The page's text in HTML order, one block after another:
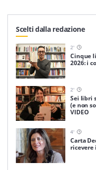
Scelti dalla redazione
2'
Cinque
2026: i
2'
Sei libri
(e non
VIDEO
4'
Carta